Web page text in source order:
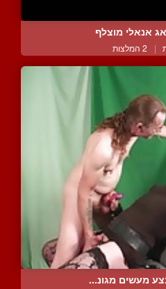
אנאלי מוצלף
| 2 המלצות
מעשים מגונ...